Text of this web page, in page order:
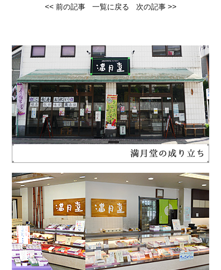
<< 前の記事 一覧に戻る 次の記事 >>